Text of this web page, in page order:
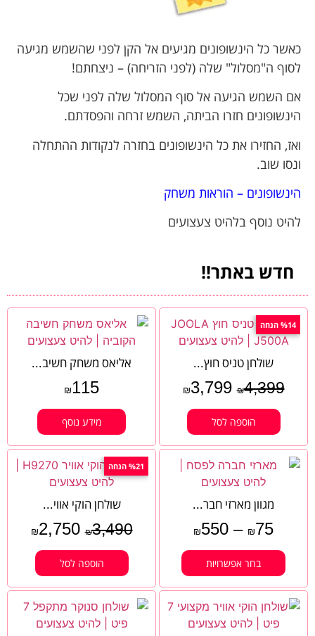
כאשר כל הינשופונים מגיעים אל הקן לפני שהשמש מגיעה
לסוף ה"מסלול" שלה (לפני הזריחה) – ניצחתם!
אם השמש הגיעה אל סוף המסלול שלה לפני שכל
הינשופונים חזרו הביתה, השמש זרחה והפסדתם.
ואז, החזירו את כל הינשופונים בחזרה לנקודות ההתחלה
ונסו שוב.
הינשופונים – הוראות משחק
להיט נוסף בלהיט צעצועים
חדש באתר!!
%14 הנחה
שולחן טניס חוץ...
₪4,399
₪3,799
הוספה לסל
אליאס משחק חשיב...
₪115
מידע נוסף
מגוון מארזי חבר...
₪75
–
₪550
בחר אפשרויות
%21 הנחה
שולחן הוקי אווי...
₪3,490
₪2,750
הוספה לסל